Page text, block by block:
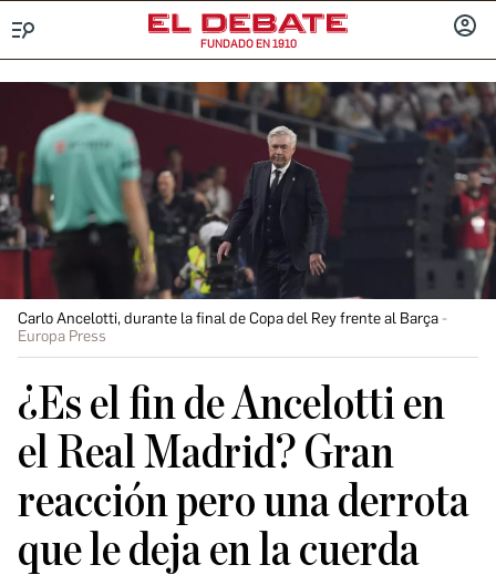
FUNDADO EN 1910
Carlo Ancelotti, durante la final de Copa del Rey frente al Barça
Europa Press
¿Es el fin de Ancelotti en
el Real Madrid? Gran
reacción pero una derrota
que le deja en la cuerda